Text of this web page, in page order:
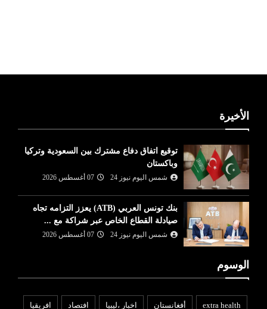
الأخيرة
توقيع اتفاق دفاع مشترك بين السعودية وتركيا
وباكستان
شمس اليوم نيوز 24 07 أغسطس 2026
بنك تونس العربي (ATB) يعزز التزامه تجاه
صيادلة القطاع الخاص عبر شراكة مع ...
شمس اليوم نيوز 24 07 أغسطس 2026
الوسوم
extra health أفغانستان اخبار ،ليبيا افتصاد افريقيا